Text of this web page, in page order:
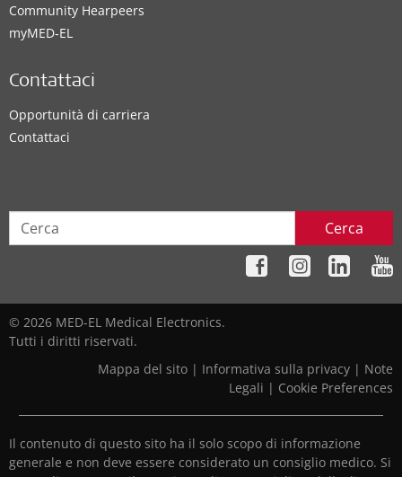
Community Hearpeers
myMED‑EL
Contattaci
Opportunità di carriera
Contattaci
Cerca
© 2026 MED-EL Medical Electronics.
Tutti i diritti riservati.
Mappa del sito | Informativa sulla privacy | Note
Legali | Cookie Preferences
Il contenuto di questo sito ha il solo scopo di informazione
generale e non deve essere considerato un consiglio medico. Si